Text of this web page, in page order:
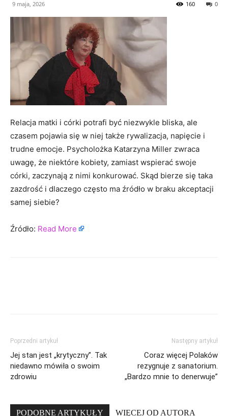
9 maja, 2026 0
160
Relacja matki i córki potrafi być niezwykle bliska, ale
czasem pojawia się w niej także rywalizacja, napięcie i
trudne emocje. Psycholożka Katarzyna Miller zwraca
uwagę, że niektóre kobiety, zamiast wspierać swoje
córki, zaczynają z nimi konkurować. Skąd bierze się taka
zazdrość i dlaczego często ma źródło w braku akceptacji
samej siebie?
Źródło: Read More
Poprzedni artykuł
Jej stan jest „krytyczny”. Tak
niedawno mówiła o swoim
zdrowiu
Następny artykuł
Coraz więcej Polaków
rezygnuje z sanatorium.
„Bardzo mnie to denerwuje”
PODOBNE ARTYKUŁY WIĘCEJ OD AUTORA